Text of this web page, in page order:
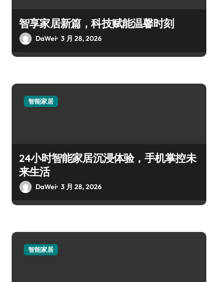
智享家居新篇，科技赋能温馨时刻
DaWei 3 月 28, 2026
智能家居
24小时智能家居沉浸体验，手机掌控未
来生活
DaWei 3 月 28, 2026
智能家居